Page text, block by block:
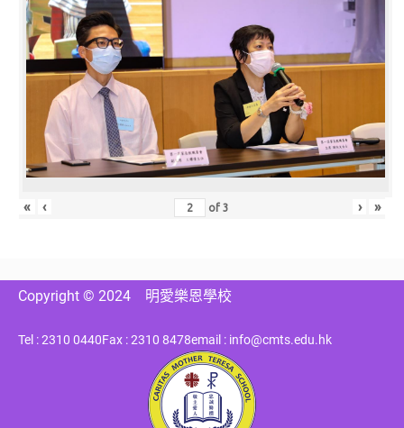
« ‹ of3 › »
Copyright © 2024 明愛樂恩學校
Tel : 2310 0440Fax : 2310 8478email : info@cmts.edu.hk